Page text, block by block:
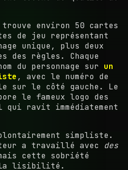
environ 50 cartes
de jeu représentant
unique, plus deux
des règles. Chaque
du personnage sur un
, avec le numéro de
sur le côté gauche. Le
le fameux logo des
ravit immédiatement
simpliste.
a travaillé avec des
cette sobriété
la lisibilité.